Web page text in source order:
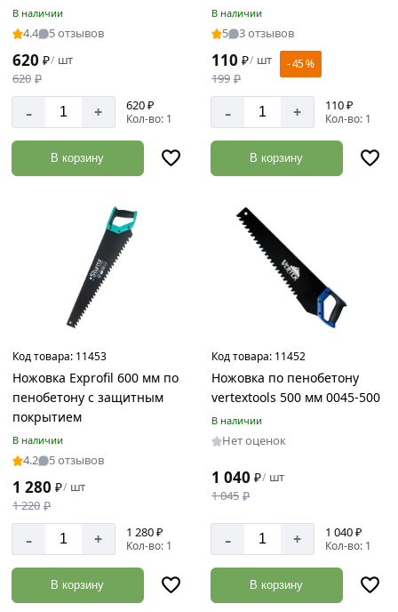
Материал
ABS-
пластик,
сталь
конструкционная
сталь
Углеродистая
универсальные
Длина
изделия
170
мм
175
мм
250
300
В наличии
4.4 5 отзывов
620 ₽/ шт
620 ₽
- + 620 ₽
Кол-во: 1
В корзину
775635
В наличии
5 3 отзывов
110 ₽/ шт
199 ₽
- 45 %
- + 110 ₽
Кол-во: 1
В корзину
Код товара: 11453
Ножовка Exprofil 600 мм по
пенобетону с защитным
покрытием
В наличии
4.2 5 отзывов
1 280 ₽/ шт
1 220 ₽
- + 1 280 ₽
Кол-во: 1
В корзину
Код товара: 11452
Ножовка по пенобетону
vertextools 500 мм 0045-500
В наличии
Нет оценок
1 040 ₽/ шт
1 045 ₽
- + 1 040 ₽
Кол-во: 1
В корзину